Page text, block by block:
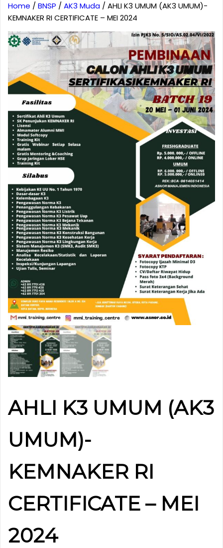
Home / BNSP / AK3 Muda / AHLI K3 UMUM (AK3 UMUM)-
KEMNAKER RI CERTIFICATE – MEI 2024
AHLI K3 UMUM (AK3
UMUM)-
KEMNAKER RI
CERTIFICATE – MEI
2024